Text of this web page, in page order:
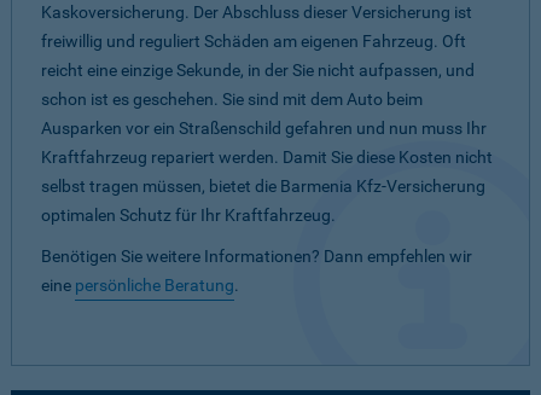
Kaskoversicherung. Der Abschluss dieser Versicherung ist
freiwillig und reguliert Schäden am eigenen Fahrzeug. Oft
reicht eine einzige Sekunde, in der Sie nicht aufpassen, und
schon ist es geschehen. Sie sind mit dem Auto beim
Ausparken vor ein Straßenschild gefahren und nun muss Ihr
Kraftfahrzeug repariert werden. Damit Sie diese Kosten nicht
selbst tragen müssen, bietet die Barmenia Kfz-Versicherung
optimalen Schutz für Ihr Kraftfahrzeug.
Benötigen Sie weitere Informationen? Dann empfehlen wir
eine persönliche Beratung.